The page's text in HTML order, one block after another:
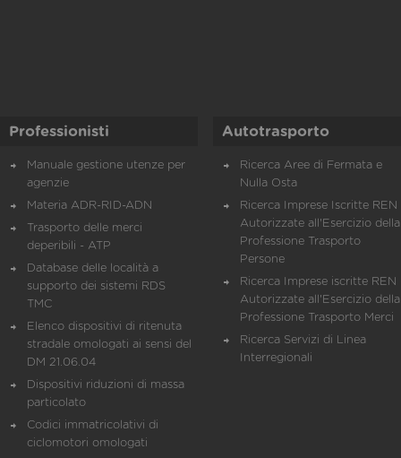
Professionisti
Manuale gestione utenze per
agenzie
Materia ADR-RID-ADN
Trasporto delle merci
deperibili - ATP
Database delle località a
supporto dei sistemi RDS
TMC
Elenco dispositivi di ritenuta
stradale omologati ai sensi del
DM 21.06.04
Dispositivi riduzioni di massa
particolato
Codici immatricolativi di
ciclomotori omologati
Autotrasporto
Ricerca Aree di Fermata e
Nulla Osta
Ricerca Imprese Iscritte REN
Autorizzate all'Esercizio della
Professione Trasporto
Persone
Ricerca Imprese iscritte REN
Autorizzate all'Esercizio della
Professione Trasporto Merci
Ricerca Servizi di Linea
Interregionali